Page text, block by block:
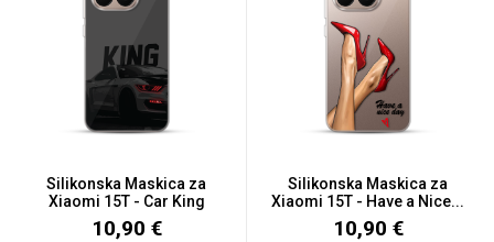
Silikonska Maskica za
Xiaomi 15T - Car King
10,90 €
Silikonska Maskica za
Xiaomi 15T - Have a Nice...
10,90 €